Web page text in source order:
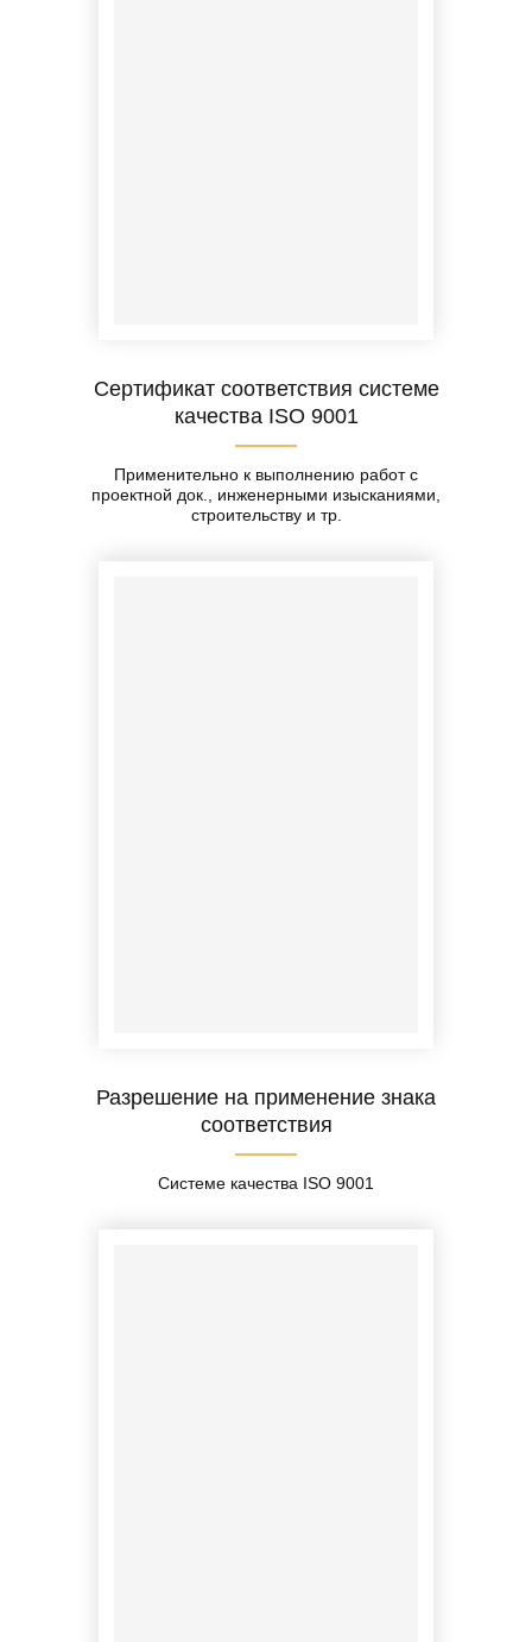
Сертификат соответствия системе
качества ISO 9001
Применительно к выполнению работ с
проектной док., инженерными изысканиями,
строительству и тр.
Разрешение на применение знака
соответствия
Системе качества ISO 9001